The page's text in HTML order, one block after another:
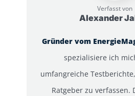
Verfasst von
Alexander
Gründer vom
spezialisiere ich
umfangreiche
Ratgeber zu verfassen.